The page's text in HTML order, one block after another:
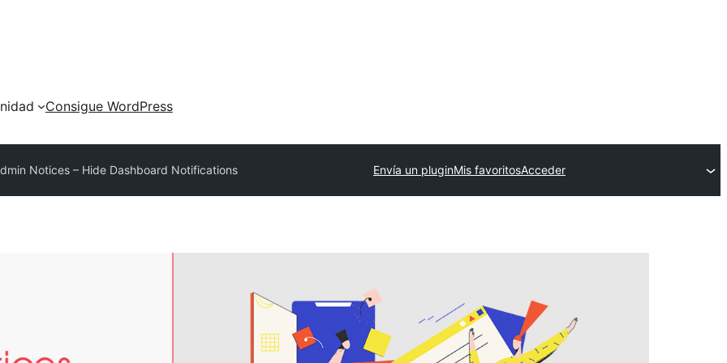
Consigue WordPress
Notices – Hide Dashboard Notifications Envía un pluginMis favoritosAcceder